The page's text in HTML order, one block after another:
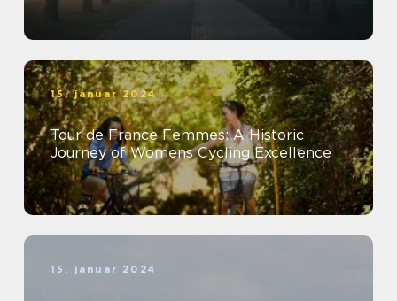
15. januar 2024
Tour de France Femmes: A Historic
Journey of Womens Cycling Excellence
15. januar 2024